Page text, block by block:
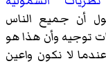
أن جميع الناس
توجيه وأن هذا هو
لا نكون واعين